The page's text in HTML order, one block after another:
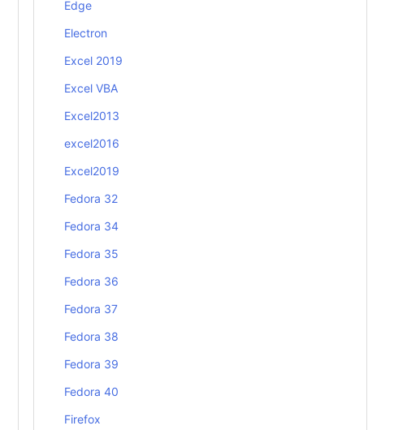
Edge
Electron
Excel 2019
Excel VBA
Excel2013
excel2016
Excel2019
Fedora 32
Fedora 34
Fedora 35
Fedora 36
Fedora 37
Fedora 38
Fedora 39
Fedora 40
Firefox